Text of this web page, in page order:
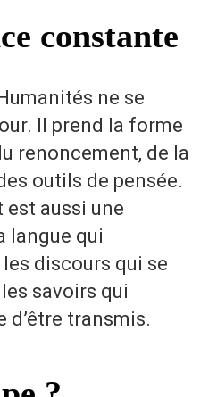
constante
ne se
Il prend la forme
renoncement, de la
outils de pensée.
aussi une
langue qui
les discours qui se
savoirs qui
d’être transmis.